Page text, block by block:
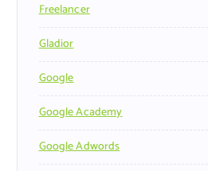
Freelancer
Gladior
Google
Google Academy
Google Adwords